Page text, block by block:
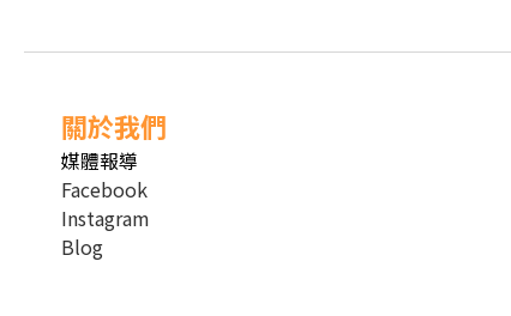
關於我們
媒體報導
Facebook
Instagram
Blog